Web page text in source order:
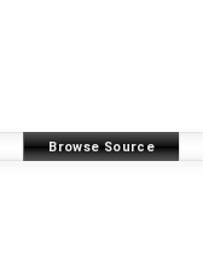
Browse Source